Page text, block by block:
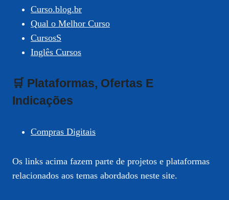
Curso.blog.br
Qual o Melhor Curso
CursosS
Inglês Cursos
🛒 Plataformas, Ofertas E
Indicações
Compras Digitais
Os links acima fazem parte de projetos e plataformas
relacionados aos temas abordados neste site.